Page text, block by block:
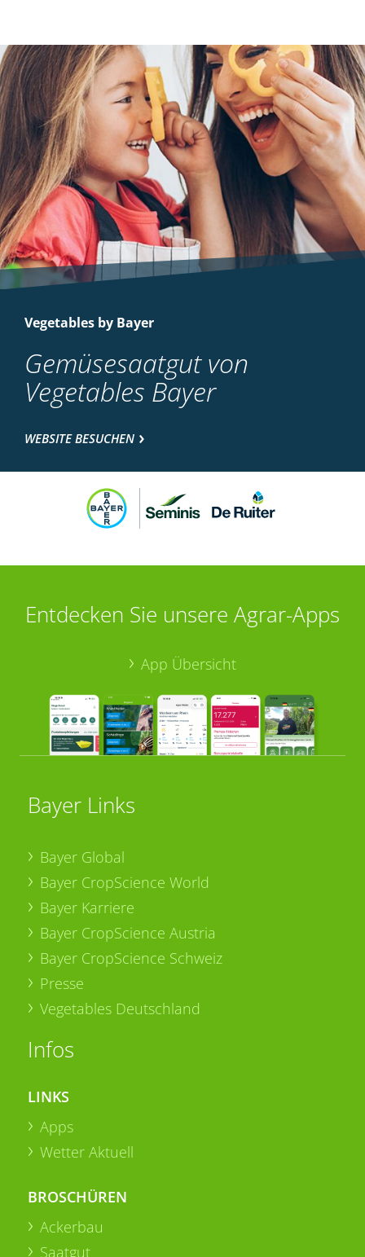
Vegetables by Bayer
Gemüsesaatgut von
Vegetables Bayer
WEBSITE BESUCHEN
Entdecken Sie unsere Agrar-Apps
App Übersicht
Bayer Links
Bayer Global
Bayer CropScience World
Bayer Karriere
Bayer CropScience Austria
Bayer CropScience Schweiz
Presse
Vegetables Deutschland
Infos
LINKS
Apps
Wetter Aktuell
BROSCHÜREN
Ackerbau
Saatgut